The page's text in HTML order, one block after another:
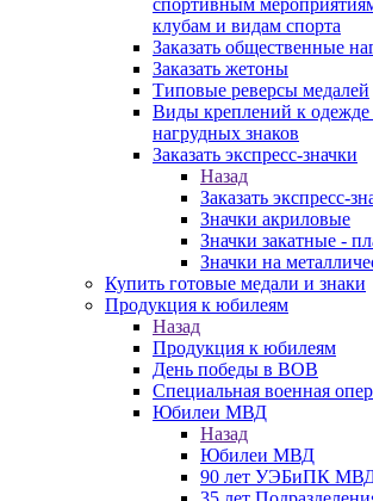
клубам и видам спорта
Заказать общественные
Заказать жетоны
Типовые реверсы медалей
Виды креплений к одежде
нагрудных знаков
Заказать экспресс-значки
Назад
Заказать экспресс-
Значки акриловые
Значки закатные -
Значки на
Купить готовые медали и знаки
Продукция к юбилеям
Назад
Продукция к юбилеям
День победы в ВОВ
Специальная военная
Юбилеи МВД
Назад
Юбилеи МВД
90 лет УЭБиПК МВД